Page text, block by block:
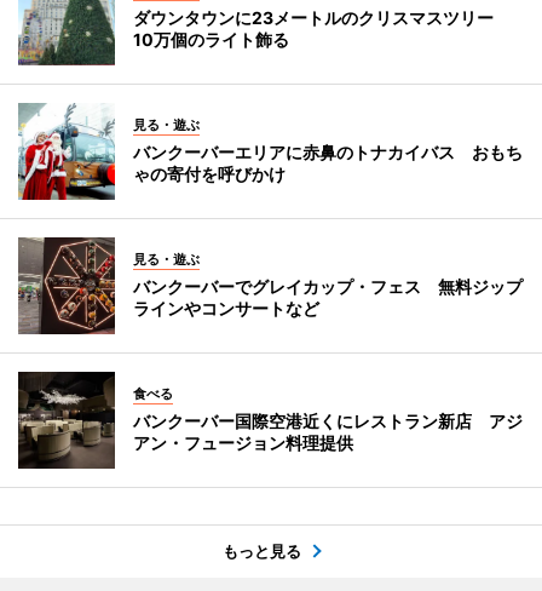
ダウンタウンに23メートルのクリスマスツリー
10万個のライト飾る
見る・遊ぶ
バンクーバーエリアに赤鼻のトナカイバス おもち
ゃの寄付を呼びかけ
見る・遊ぶ
バンクーバーでグレイカップ・フェス 無料ジップ
ラインやコンサートなど
食べる
バンクーバー国際空港近くにレストラン新店 アジ
アン・フュージョン料理提供
もっと見る